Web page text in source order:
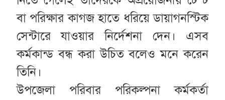
বা পরিক্ষার কাগজ হাতে ধরিয়ে ডায়াগনস্টিক
সেন্টারে যাওয়ার নির্দেশনা দেন। এসব
কর্মকান্ড বন্ধ করা উচিত বলেও মনে করেন
তিনি।
উপজেলা পরিবার পরিকল্পনা কর্মকর্তা